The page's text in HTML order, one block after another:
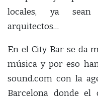
locales, ya sean
arquitectos…
En el City Bar se da
música y por eso
sound.com con la
Barcelona donde el